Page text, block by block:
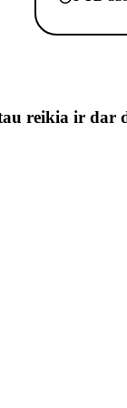
reikia ir dar